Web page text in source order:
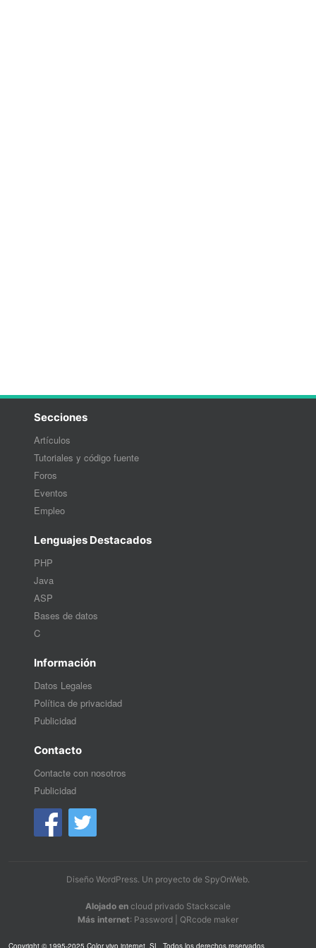
Secciones
Artículos
Tutoriales y código fuente
Foros
Eventos
Empleo
Lenguajes Destacados
PHP
Java
ASP
Bases de datos
C
Información
Datos Legales
Política de privacidad
Publicidad
Contacto
Contacte con nosotros
Publicidad
Diseño WordPress. Un proyecto de SpyOnWeb.
Alojado en cloud privado Stackscale
Más internet: Password QRcode maker
Copyright © 1995-2025 Color vivo internet, SL. Todos los derechos reservados